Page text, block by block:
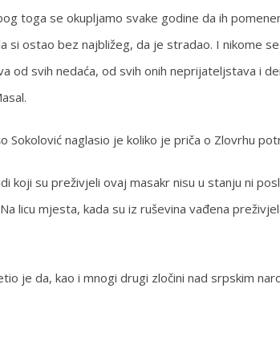
toga se okupljamo svake godine da ih
si ostao bez najbližeg, da je stradao. I nikome
od svih nedaća, od svih onih neprijateljstava i
Sokolović naglasio je koliko je priča o Zlovrhu
koji su preživjeli ovaj masakr nisu u stanju ni
licu mjesta, kada su iz ruševina vađena
je da, kao i mnogi drugi zločini nad srpskim